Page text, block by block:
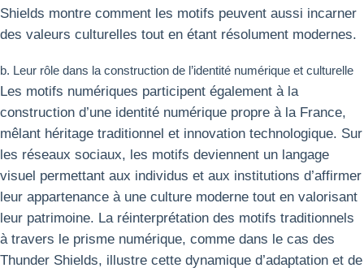
Shields montre comment les motifs peuvent aussi incarner
des valeurs culturelles tout en étant résolument modernes.
b. Leur rôle dans la construction de l’identité numérique et culturelle
Les motifs numériques participent également à la
construction d’une identité numérique propre à la France,
mêlant héritage traditionnel et innovation technologique. Sur
les réseaux sociaux, les motifs deviennent un langage
visuel permettant aux individus et aux institutions d’affirmer
leur appartenance à une culture moderne tout en valorisant
leur patrimoine. La réinterprétation des motifs traditionnels
à travers le prisme numérique, comme dans le cas des
Thunder Shields, illustre cette dynamique d’adaptation et de